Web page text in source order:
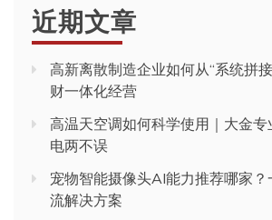
近期文章
高新离散制造企业如何从“系统拼
财一体化经营
高温天空调如何科学使用｜大金
电两不误
宠物智能摄像头AI能力推荐哪家
流解决方案